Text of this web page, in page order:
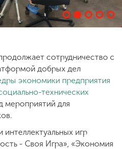
сотрудничество с
добрых дел
экономики предприятия
технических
мероприятий для
интеллектуальных игр
- Своя Игра», «Экономия